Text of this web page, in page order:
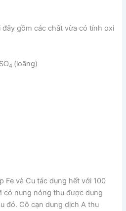
đây gồm các chất vừa có tính oxi
SO4 (loãng)
Fe và Cu tác dụng hết với 100
có nung nóng thu được dung
đỏ. Cô cạn dung dịch A thu